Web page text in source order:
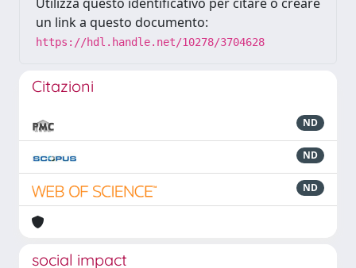
un link a questo documento:
https://hdl.handle.net/10278/3704628
Citazioni
ND
ND
ND
social impact